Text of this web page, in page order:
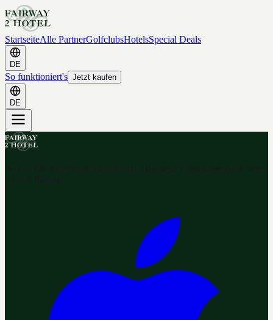
StartseiteAlle PartnerGolfclubsHotelsSpecial Deals
DE
So funktioniert's Jetzt kaufen
DE